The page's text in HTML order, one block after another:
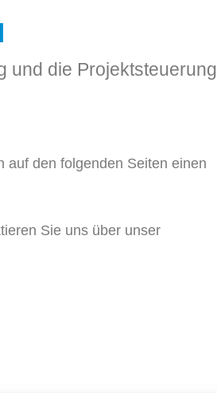
und die Projektsteuerung
auf den folgenden Seiten einen
Sie uns über unser